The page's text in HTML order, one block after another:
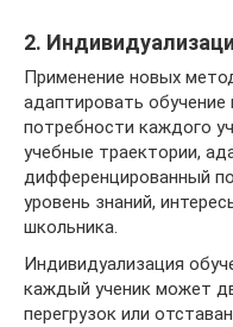
2.
Применение новых
адаптировать
потребности каждого
учебные траектории,
дифференцированный
уровень знаний,
школьника.
Индивидуализация
каждый ученик может
перегрузок или